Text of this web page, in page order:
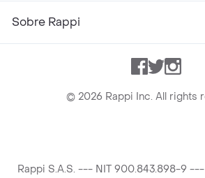
Sobre Rappi
Facebook
Twitter
© 2026 Rappi Inc. All rights
Rappi S.A.S. --- NIT 900.843.898-9